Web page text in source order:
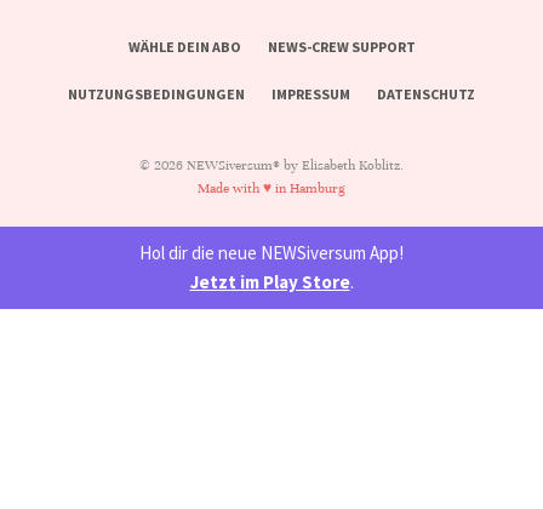
WÄHLE DEIN ABO NEWS-CREW SUPPORT
NUTZUNGSBEDINGUNGEN IMPRESSUM DATENSCHUTZ
© 2026 NEWSiversum® by Elisabeth Koblitz.
Made with ♥ in Hamburg
Hol dir die neue NEWSiversum App!
Jetzt im Play Store.